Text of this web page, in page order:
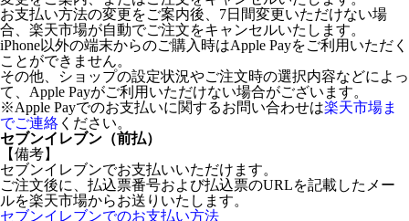
お支払い方法の変更をご案内後、7日間変更いただけない場
合、楽天市場が自動でご注文をキャンセルいたします。
iPhone以外の端末からのご購入時はApple Payをご利用いただく
ことができません。
その他、ショップの設定状況やご注文時の選択内容などによっ
て、Apple Payがご利用いただけない場合がございます。
※Apple Payでのお支払いに関するお問い合わせは楽天市場ま
でご連絡 ください。
セブンイレブン（前払）
【備考】
セブンイレブンでお支払いいただけます。
ご注文後に、払込票番号および払込票のURLを記載したメー
ルを楽天市場からお送りいたします。
セブンイレブンでのお支払い方法